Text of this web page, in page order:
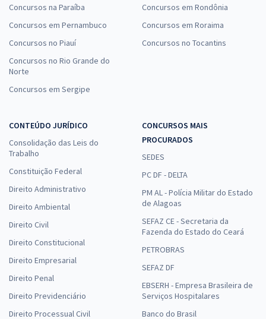
Concursos na Paraíba
Concursos em Pernambuco
Concursos no Piauí
Concursos no Rio Grande do
Norte
Concursos em Sergipe
Concursos em Rondônia
Concursos em Roraima
Concursos no Tocantins
CONTEÚDO JURÍDICO
Consolidação das Leis do
Trabalho
Constituição Federal
Direito Administrativo
Direito Ambiental
Direito Civil
Direito Constitucional
Direito Empresarial
Direito Penal
Direito Previdenciário
Direito Processual Civil
CONCURSOS MAIS
PROCURADOS
SEDES
PC DF - DELTA
PM AL - Polícia Militar do Estado
de Alagoas
SEFAZ CE - Secretaria da
Fazenda do Estado do Ceará
PETROBRAS
SEFAZ DF
EBSERH - Empresa Brasileira de
Serviços Hospitalares
Banco do Brasil